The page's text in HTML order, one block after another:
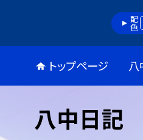
配色
トップページ
八中日記